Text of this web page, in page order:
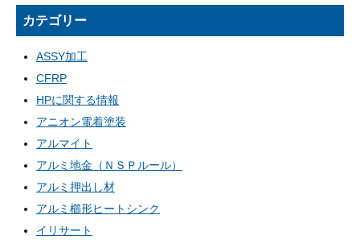
カテゴリー
ASSY加工
CFRP
HPに関する情報
アニオン電着塗装
アルマイト
アルミ地金（ＮＳＰルール）
アルミ押出し材
アルミ櫛形ヒートシンク
イリサート